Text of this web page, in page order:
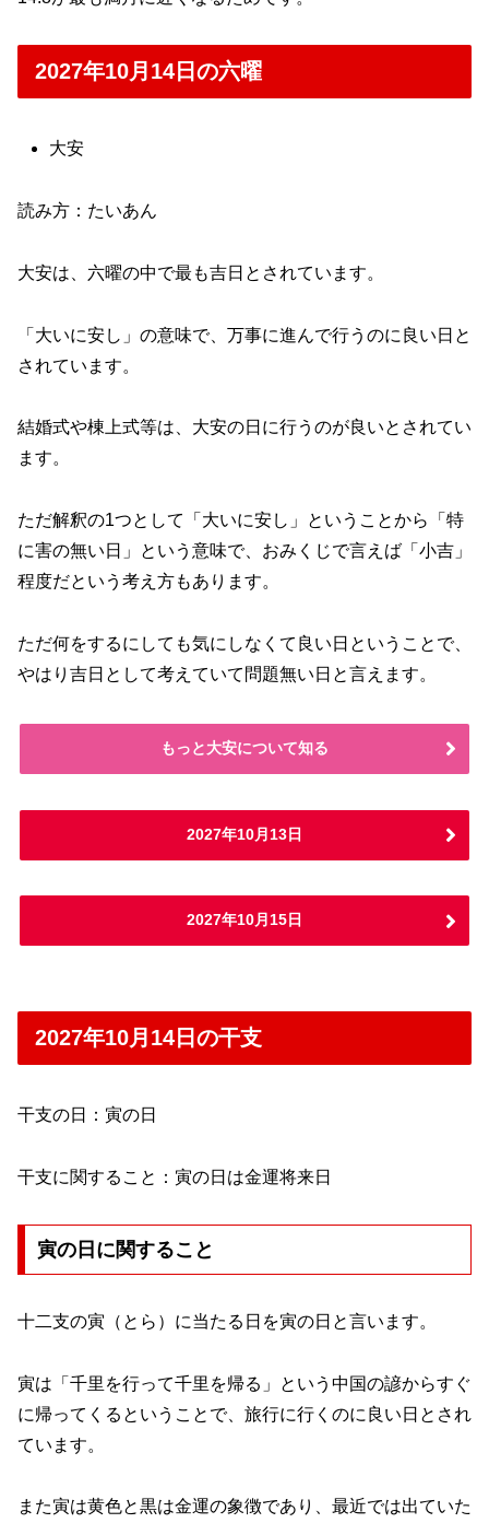
2027年10月14日の六曜
大安
読み方：たいあん
大安は、六曜の中で最も吉日とされています。
「大いに安し」の意味で、万事に進んで行うのに良い日と
されています。
結婚式や棟上式等は、大安の日に行うのが良いとされてい
ます。
ただ解釈の1つとして「大いに安し」ということから「特
に害の無い日」という意味で、おみくじで言えば「小吉」
程度だという考え方もあります。
ただ何をするにしても気にしなくて良い日ということで、
やはり吉日として考えていて問題無い日と言えます。
もっと大安について知る
2027年10月13日
2027年10月15日
2027年10月14日の干支
干支の日：寅の日
干支に関すること：寅の日は金運将来日
寅の日に関すること
十二支の寅（とら）に当たる日を寅の日と言います。
寅は「千里を行って千里を帰る」という中国の諺からすぐ
に帰ってくるということで、旅行に行くのに良い日とされ
ています。
また寅は黄色と黒は金運の象徴であり、最近では出ていた